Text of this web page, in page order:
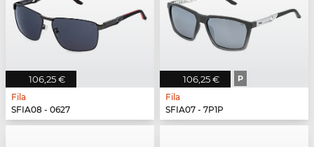
106,25 €
Fila
SFIA08 - 0627
106,25 € P
Fila
SFIA07 - 7P1P